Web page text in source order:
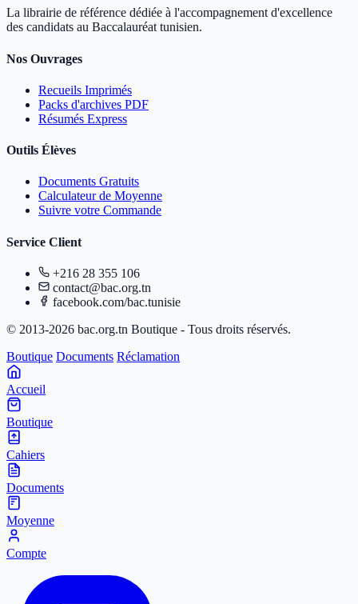
La librairie de référence dédiée à l'accompagnement d'excellence
des candidats au Baccalauréat tunisien.
Nos Ouvrages
Recueils Imprimés
Packs d'archives PDF
Résumés Express
Outils Élèves
Documents Gratuits
Calculateur de Moyenne
Suivre votre Commande
Service Client
+216 28 355 106
contact@bac.org.tn
facebook.com/bac.tunisie
© 2013-2026 bac.org.tn Boutique - Tous droits réservés.
Boutique Documents Réclamation
Accueil
Boutique
Cahiers
Documents
Moyenne
Compte